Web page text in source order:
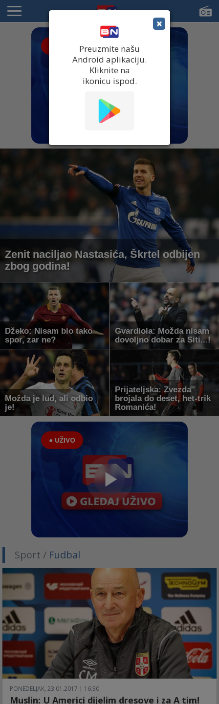
Zenit naciljao Nastasića, Škrtel odbijen
zbog godina!
Džeko: Nisam bio tako
spor, zar ne?
Gvardiola: Možda nisam
dovoljno dobar za Siti...!
Možda je lud, ali odbio
je!
Prijateljska: Zvezda
brojala do deset, het-trik
Romanića!
● UŽIVO
Sport / Fudbal
PONEDELJAK, 23.01.2017 | 16:30
Muslin: U Americi dijelim dresove i za A tim!
×
Preuzmite našu
Android aplikaciju.
Kliknite na
ikonicu ispod.